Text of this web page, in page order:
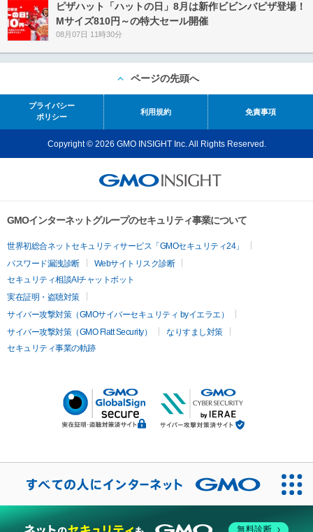
ピザハット「ハットの日」8月は新作ビビンバピザ登場！
Mサイズ810円～の特大セール開催
08月07日 11時30分
ページの先頭へ
プライバシー
ポリシー
利用規約 免責事項
Copyright © 2026 GMO INSIGHT Inc. All Rights Reserved.
GMOインターネットグループのセキュリティ事業について
世界初総合ネットセキュリティサービス「GMOセキュリティ24」
パスワード漏洩診断
Webサイトリスク診断
セキュリティ相談AIチャットボット
実在証明・盗聴対策
サイバー攻撃対策（GMOサイバーセキュリティ byイエラエ）
サイバー攻撃対策（GMO Flatt Security）
なりすまし対策
セキュリティ事業の軌跡
無料診断